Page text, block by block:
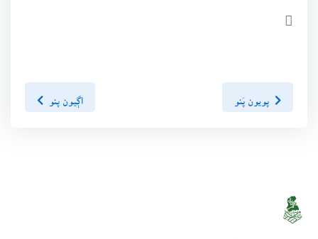

اڳيون پنو